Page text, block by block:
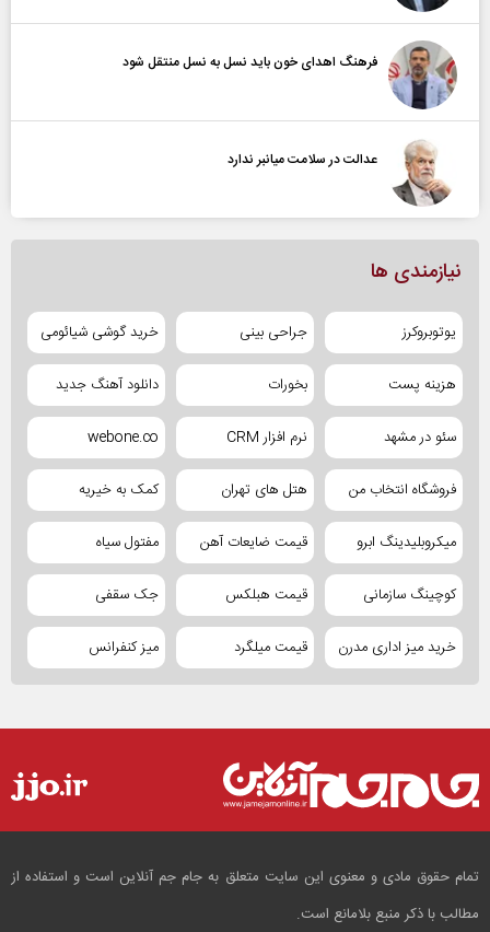
فرهنگ اهدای خون باید نسل به نسل منتقل شود
عدالت در سلامت میانبر ندارد
نیازمندی ها
یوتوبروکرز جراحی بینی خرید گوشی شیائومی
هزینه پست بخورات دانلود آهنگ جدید
سئو در مشهد نرم افزار CRM webone.co
فروشگاه انتخاب من هتل های تهران کمک به خیریه
میکروبلیدینگ ابرو قیمت ضایعات آهن مفتول سیاه
کوچینگ سازمانی قیمت هبلکس جک سقفی
خرید میز اداری مدرن قیمت میلگرد میز کنفرانس
تمام حقوق مادی و معنوی این سایت متعلق به جام جم آنلاین است و استفاده از
مطالب با ذکر منبع بلامانع است.